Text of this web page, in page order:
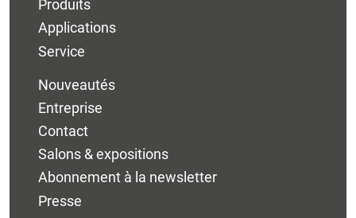
Produits
Applications
Service
Nouveautés
Entreprise
Contact
Salons & expositions
Abonnement à la newsletter
Presse